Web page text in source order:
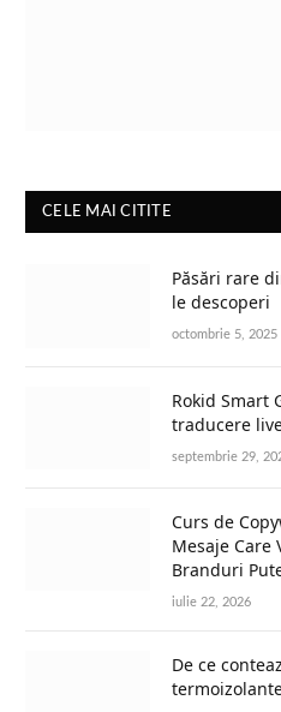
CELE MAI CITITE
Păsări rare
le descoperi
octombrie 5, 2025
Rokid Smart
traducere
septembrie 29,
Curs de
Mesaje Care
Branduri
iulie 22, 2026
De ce